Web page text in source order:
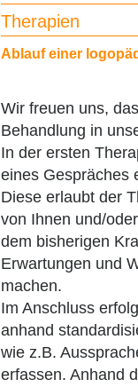
Therapien
Ablauf einer
Wir freuen uns,
Behandlung in
In der ersten
eines Gespräches
Diese erlaubt der
von Ihnen und/
dem bisherigen
Erwartungen und
machen.
Im Anschluss
anhand
wie z.B.
erfassen. Anhand